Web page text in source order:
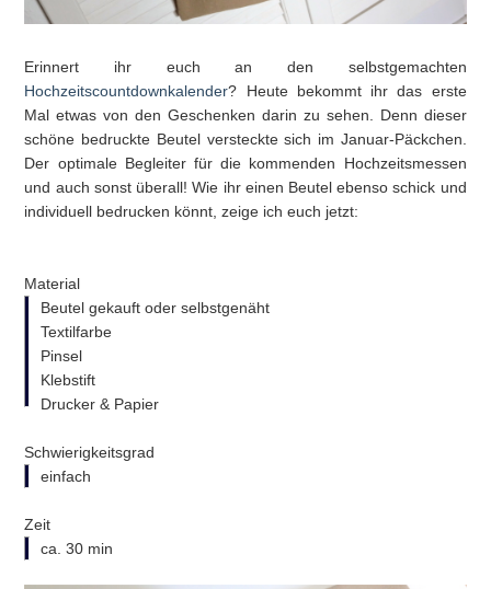
Erinnert ihr euch an den selbstgemachten
Hochzeitscountdownkalender? Heute bekommt ihr das erste
Mal etwas von den Geschenken darin zu sehen. Denn dieser
schöne bedruckte Beutel versteckte sich im Januar-Päckchen.
Der optimale Begleiter für die kommenden Hochzeitsmessen
und auch sonst überall! Wie ihr einen Beutel ebenso schick und
individuell bedrucken könnt, zeige ich euch jetzt:
Material
Beutel gekauft oder selbstgenäht
Textilfarbe
Pinsel
Klebstift
Drucker & Papier
Schwierigkeitsgrad
einfach
Zeit
ca. 30 min